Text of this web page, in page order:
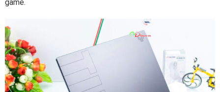
game.